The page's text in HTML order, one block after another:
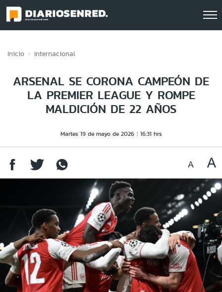
Inicio Internacional
ARSENAL SE CORONA CAMPEÓN DE
LA PREMIER LEAGUE Y ROMPE
MALDICIÓN DE 22 AÑOS
Martes 19 de mayo de 2026 16:31 hrs